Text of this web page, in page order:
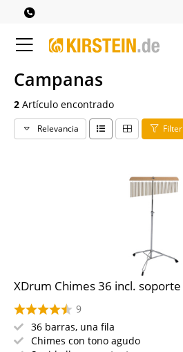
Campanas
2 Artículo encontrado
Relevancia Filter
XDrum Chimes 36 incl. soporte
9
36 barras, una fila
Chimes con tono agudo